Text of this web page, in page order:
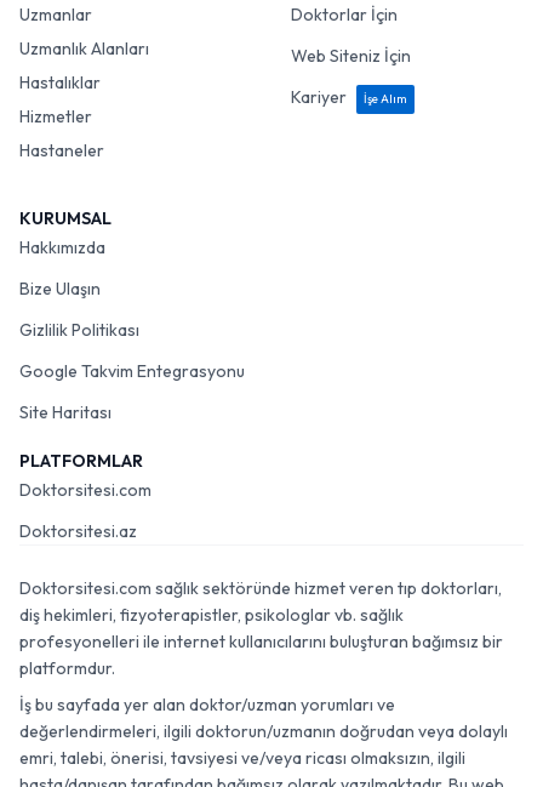
Uzmanlar
Uzmanlık Alanları
Hastalıklar
Hizmetler
Hastaneler
Doktorlar İçin
Web Siteniz İçin
Kariyer
İşe Alım
KURUMSAL
Hakkımızda
Bize Ulaşın
Gizlilik Politikası
Google Takvim Entegrasyonu
Site Haritası
PLATFORMLAR
Doktorsitesi.com
Doktorsitesi.az
Doktorsitesi.com sağlık sektöründe hizmet veren tıp doktorları,
diş hekimleri, fizyoterapistler, psikologlar vb. sağlık
profesyonelleri ile internet kullanıcılarını buluşturan bağımsız bir
platformdur.
İş bu sayfada yer alan doktor/uzman yorumları ve
değerlendirmeleri, ilgili doktorun/uzmanın doğrudan veya dolaylı
emri, talebi, önerisi, tavsiyesi ve/veya ricası olmaksızın, ilgili